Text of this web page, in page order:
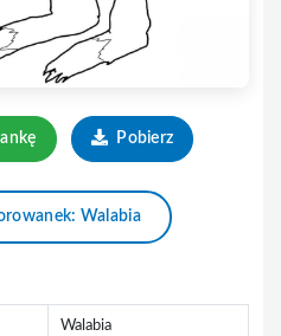
Pobierz
Walabia
Walabia